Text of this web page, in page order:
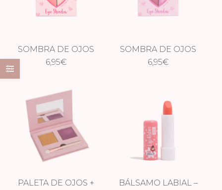
SOMBRA DE OJOS
– DUO PINK SKIES
6,95€
SOMBRA DE OJOS
– LAVENDER
6,95€
PALETA DE OJOS + BÁLSAMO LABIAL –